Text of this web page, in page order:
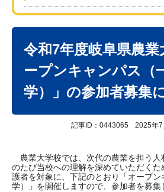
令和7年度岐阜県農業
ープンキャンパス（
学）」の参加者募集
記事ID：0443065 2025年
農業大学校では、次代の農業を担う人
のたび当校への理解を深めていただく
護者を対象に、下記のとおり「オープン
学）」を開催しますので、参加者を募集